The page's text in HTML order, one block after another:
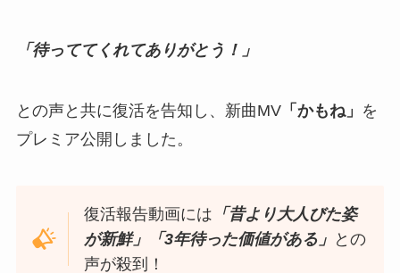
「待っててくれてありがとう！」
との声と共に復活を告知し、新曲MV「かもね」 を
プレミア公開しました。
復活報告動画には 「昔より大人びた姿
が新鮮」「3年待った価値がある」 との
声が殺到！